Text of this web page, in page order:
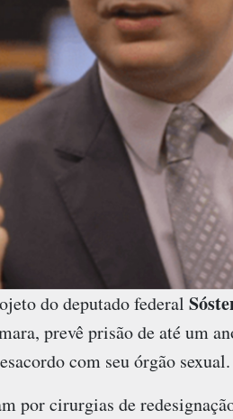
do deputado federal
prevê prisão de até um
com seu órgão sexual.
por cirurgias de